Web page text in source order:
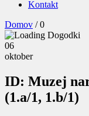
Kontakt
Domov /0
06
oktober
ID: Muzej
(1.a/1, 1.b/1)